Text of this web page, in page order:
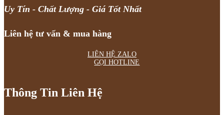
Uy Tín - Chất Lượng - Giá Tốt Nhất
Liên hệ tư vấn & mua hàng
LIÊN HỆ ZALO
GỌI HOTLINE
Thông Tin Liên Hệ